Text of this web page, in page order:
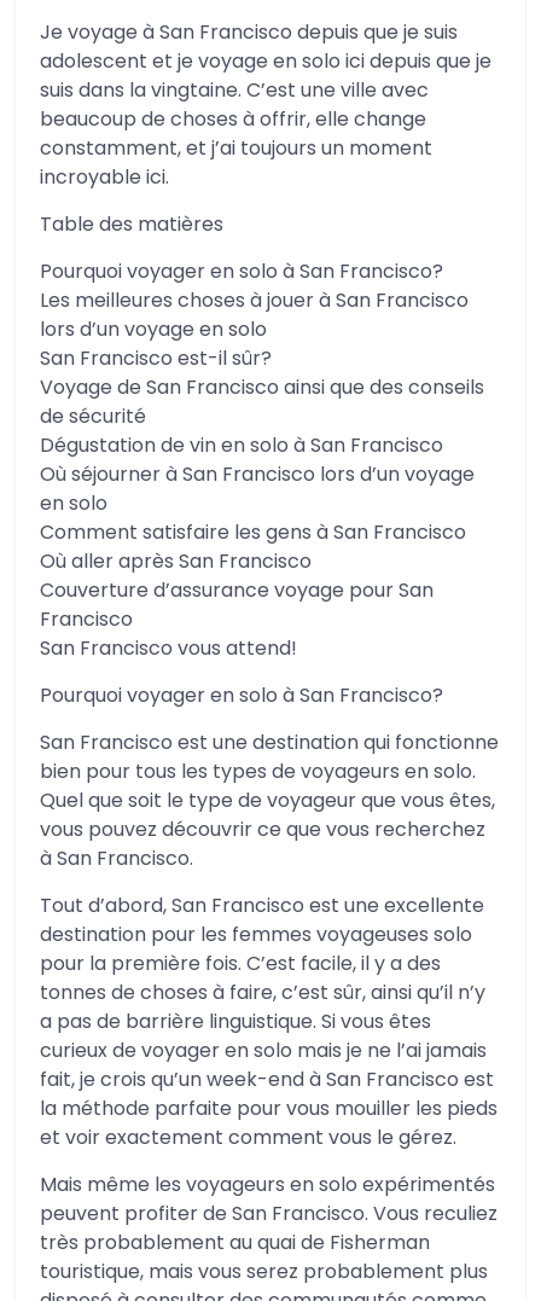
Je voyage à San Francisco depuis que je suis
adolescent et je voyage en solo ici depuis que je
suis dans la vingtaine. C’est une ville avec
beaucoup de choses à offrir, elle change
constamment, et j’ai toujours un moment
incroyable ici.
Table des matières
Pourquoi voyager en solo à San Francisco?
Les meilleures choses à jouer à San Francisco
lors d’un voyage en solo
San Francisco est-il sûr?
Voyage de San Francisco ainsi que des conseils
de sécurité
Dégustation de vin en solo à San Francisco
Où séjourner à San Francisco lors d’un voyage
en solo
Comment satisfaire les gens à San Francisco
Où aller après San Francisco
Couverture d’assurance voyage pour San
Francisco
San Francisco vous attend!
Pourquoi voyager en solo à San Francisco?
San Francisco est une destination qui fonctionne
bien pour tous les types de voyageurs en solo.
Quel que soit le type de voyageur que vous êtes,
vous pouvez découvrir ce que vous recherchez
à San Francisco.
Tout d’abord, San Francisco est une excellente
destination pour les femmes voyageuses solo
pour la première fois. C’est facile, il y a des
tonnes de choses à faire, c’est sûr, ainsi qu’il n’y
a pas de barrière linguistique. Si vous êtes
curieux de voyager en solo mais je ne l’ai jamais
fait, je crois qu’un week-end à San Francisco est
la méthode parfaite pour vous mouiller les pieds
et voir exactement comment vous le gérez.
Mais même les voyageurs en solo expérimentés
peuvent profiter de San Francisco. Vous reculiez
très probablement au quai de Fisherman
touristique, mais vous serez probablement plus